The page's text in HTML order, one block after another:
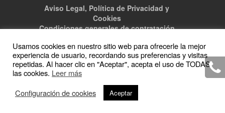
Aviso Legal, Política de Privacidad y
Cookies
Condiciones generales de contratación
Copyright · 2016 Armeria M y M · Todos los
derechos reservados
Usamos cookies en nuestro sitio web para ofrecerle la mejor
experiencia de usuario, recordando sus preferencias y visitas
repetidas. Al hacer clic en "Aceptar", acepta el uso de TODAS
las cookies. Leer más
Configuración de cookies
Aceptar